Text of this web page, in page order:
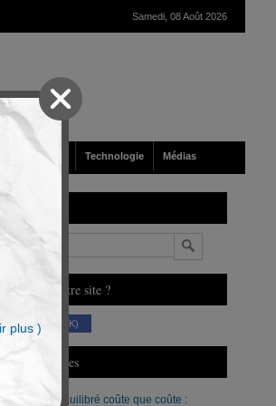
Samedi, 08 Août 2026
Société Technologie Médias
Vous aimez notre site ?
(230 K)
Derniers Articles
Un budget équilibré coûte que coûte :
plus )